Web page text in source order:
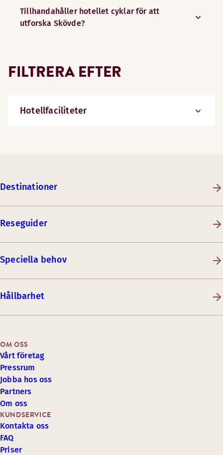
Tillhandahåller hotellet cyklar för att
utforska Skövde?
FILTRERA EFTER
Hotellfaciliteter
Destinationer
Reseguider
Speciella behov
Hållbarhet
KUNDSERVICE
Kontakta oss
FAQ
Priser
OM OSS
Vårt företag
Pressrum
Jobba hos oss
Partners
Om oss